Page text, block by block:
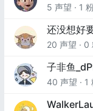
5 声望 · 1
还没想好
20 声望 · 0
子非鱼
40 声望 · 1